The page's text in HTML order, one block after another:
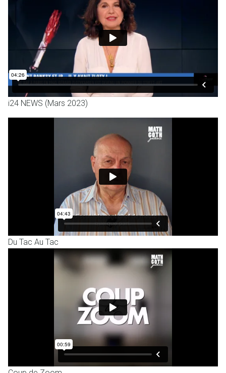
i24 NEWS (Mars 2023)
Du Tac Au Tac